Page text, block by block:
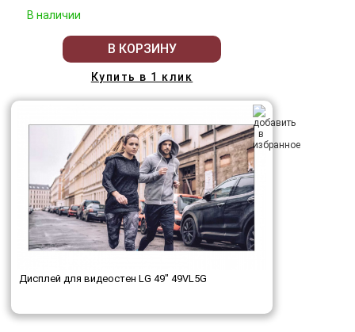
В наличии
В КОРЗИНУ
Купить в 1 клик
Дисплей для видеостен LG 49" 49VL5G